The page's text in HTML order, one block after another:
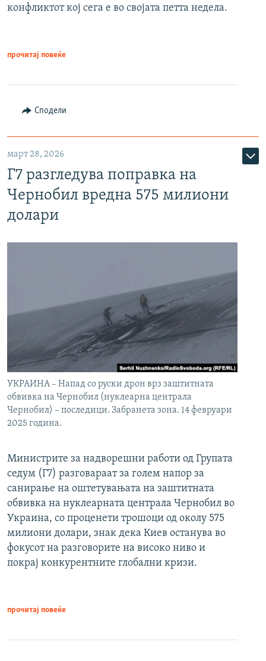
конфликтот кој сега е во својата петта недела.
прочитај повеќе
Сподели
март 28, 2026
Г7 разгледува поправка на
Чернобил вредна 575 милиони
долари
УКРАИНА – Напад со руски дрон врз заштитната
обвивка на Чернобил (нуклеарна централа
Чернобил) – последици. Забранета зона. 14 февруари
2025 година.
Министрите за надворешни работи од Групата
седум (Г7) разговараат за голем напор за
санирање на оштетувањата на заштитната
обвивка на нуклеарната централа Чернобил во
Украина, со проценети трошоци од околу 575
милиони долари, знак дека Киев останува во
фокусот на разговорите на високо ниво и
покрај конкурентните глобални кризи.
прочитај повеќе